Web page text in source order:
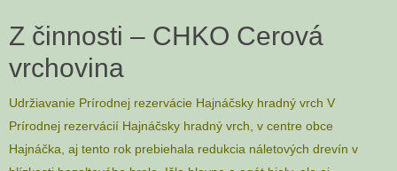
Z činnosti – CHKO Cerová
vrchovina
Udržiavanie Prírodnej rezervácie Hajnáčsky hradný vrch V
Prírodnej rezervácií Hajnáčsky hradný vrch, v centre obce
Hajnáčka, aj tento rok prebiehala redukcia náletových drevín v